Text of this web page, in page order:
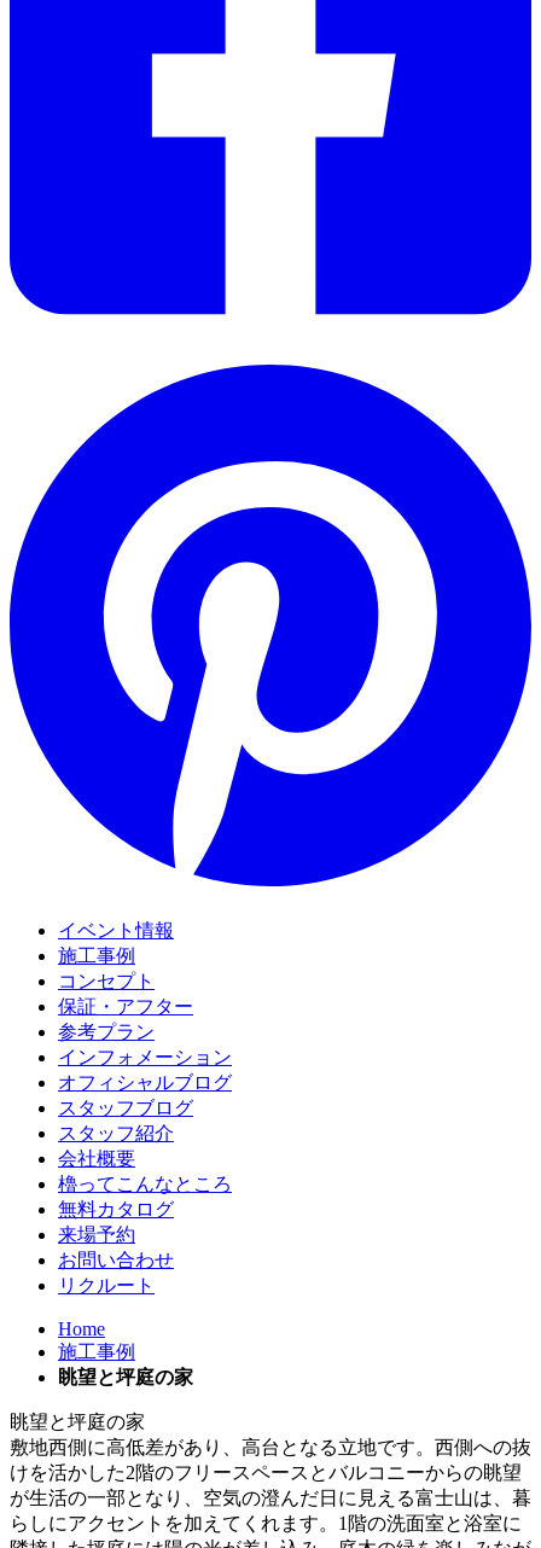
イベント情報
施工事例
コンセプト
保証・アフター
参考プラン
インフォメーション
オフィシャルブログ
スタッフブログ
スタッフ紹介
会社概要
櫓ってこんなところ
無料カタログ
来場予約
お問い合わせ
リクルート
Home
施工事例
眺望と坪庭の家
眺望と坪庭の家
敷地西側に高低差があり、高台となる立地です。西側への抜
けを活かした2階のフリースペースとバルコニーからの眺望
が生活の一部となり、空気の澄んだ日に見える富士山は、暮
らしにアクセントを加えてくれます。1階の洗面室と浴室に